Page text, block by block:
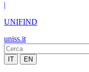
|
UNIFIND
uniss.it
IT EN